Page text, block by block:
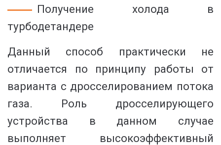
Получение холода в
турбодетандере
Данный способ практически не
отличается по принципу работы от
варианта с дросселированием потока
газа. Роль дросселирующего
устройства в данном случае
выполняет высокоэффективный